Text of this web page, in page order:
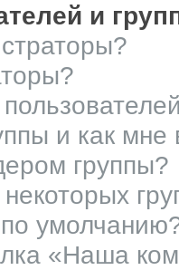
и
и как мне
группы?
«Наша